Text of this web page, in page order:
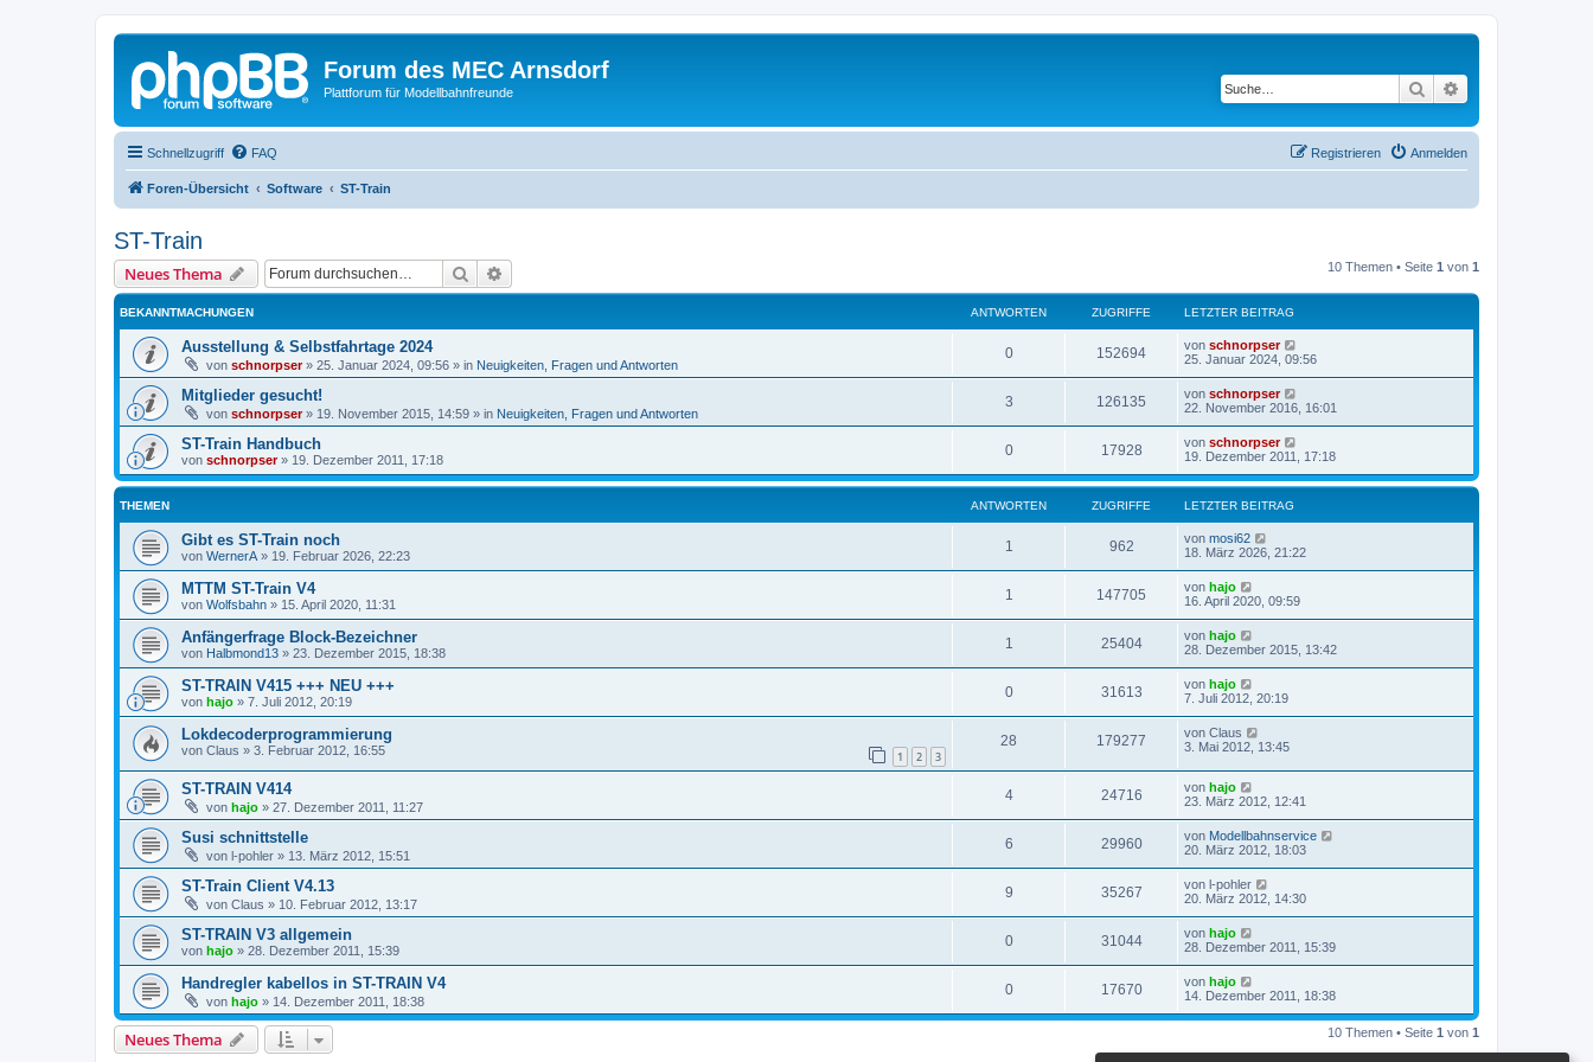
Forum des MEC Arnsdorf
Plattforum für Modellbahnfreunde Suche
Schnellzugriff FAQ Anmelden
Registrieren
Foren-Übersicht Software ST-Train
ST-Train
Neues Thema Suche 10 Themen • Seite 1 von 1
BEKANNTMACHUNGEN ANTWORTEN ZUGRIFFE LETZTER BEITRAG
Ausstellung & Selbstfahrtage 2024
von schnorpser» 25. Januar 2024, 09:56 » in Neuigkeiten, Fragen und Antworten
0 152694 von schnorpser
25. Januar 2024, 09:56
Mitglieder gesucht!
von schnorpser» 19. November 2015, 14:59 » in Neuigkeiten, Fragen und Antworten
3 126135 von schnorpser
22. November 2016, 16:01
ST-Train Handbuch
von schnorpser» 19. Dezember 2011, 17:18
0 17928 von schnorpser
19. Dezember 2011, 17:18
THEMEN ANTWORTEN ZUGRIFFE LETZTER BEITRAG
Gibt es ST-Train noch
von WernerA » 19. Februar 2026, 22:23
1 962 von mosi62
18. März 2026, 21:22
MTTM ST-Train V4
von Wolfsbahn » 15. April 2020, 11:31
1 147705 von hajo
16. April 2020, 09:59
Anfängerfrage Block-Bezeichner
von Halbmond13 » 23. Dezember 2015, 18:38
1 25404 von hajo
28. Dezember 2015, 13:42
ST-TRAIN V415 +++ NEU +++
von hajo » 7. Juli 2012, 20:19
0 31613 von hajo
7. Juli 2012, 20:19
Lokdecoderprogrammierung
von Claus » 3. Februar 2012, 16:55 1 2 3
28 179277 von Claus
3. Mai 2012, 13:45
ST-TRAIN V414
von hajo » 27. Dezember 2011, 11:27
4 24716 von hajo
23. März 2012, 12:41
Susi schnittstelle
von l-pohler » 13. März 2012, 15:51
6 29960 von Modellbahnservice
20. März 2012, 18:03
ST-Train Client V4.13
von Claus » 10. Februar 2012, 13:17
9 35267 von l-pohler
20. März 2012, 14:30
ST-TRAIN V3 allgemein
von hajo » 28. Dezember 2011, 15:39
0 31044 von hajo
28. Dezember 2011, 15:39
Handregler kabellos in ST-TRAIN V4
von hajo » 14. Dezember 2011, 18:38
0 17670 von hajo
14. Dezember 2011, 18:38
Neues Thema 10 Themen • Seite 1 von 1